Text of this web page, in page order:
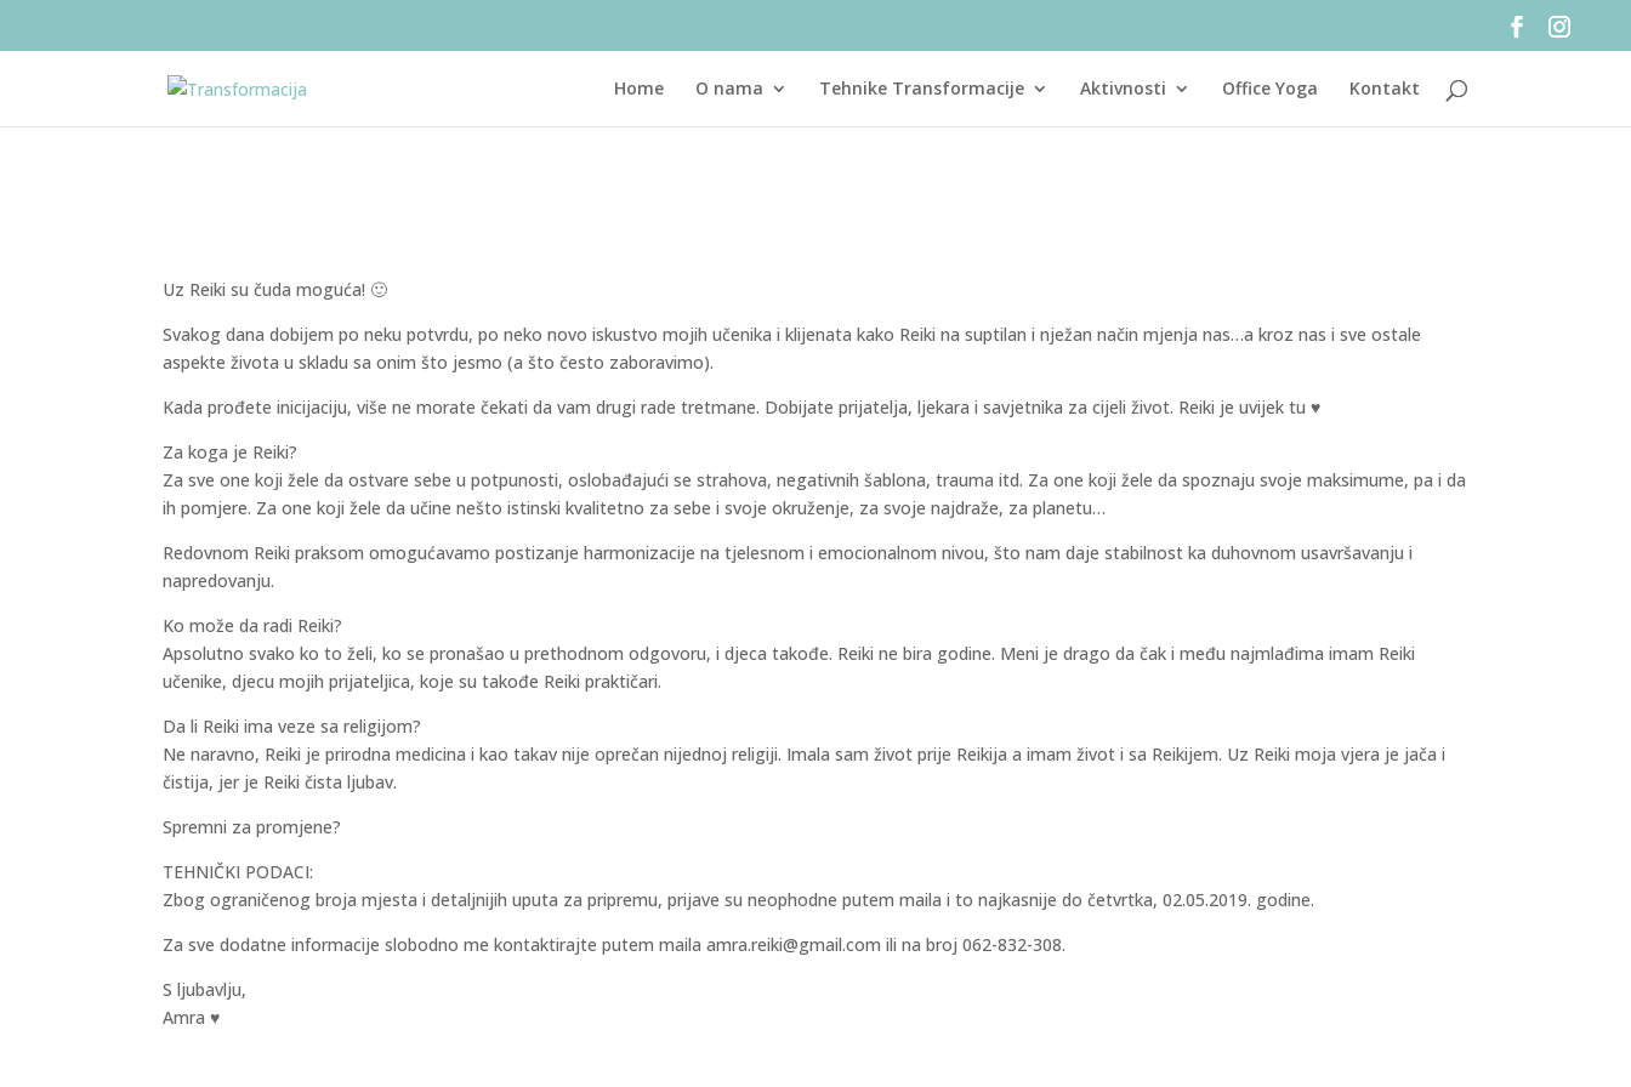
Home O nama Tehnike Transformacije Aktivnosti Office Yoga Kontakt
Uz Reiki su čuda moguća! 🙂
Svakog dana dobijem po neku potvrdu, po neko novo iskustvo mojih učenika i klijenata kako Reiki na suptilan i nježan način mjenja nas…a kroz nas i sve ostale
aspekte života u skladu sa onim što jesmo (a što često zaboravimo).
Kada prođete inicijaciju, više ne morate čekati da vam drugi rade tretmane. Dobijate prijatelja, ljekara i savjetnika za cijeli život. Reiki je uvijek tu ♥
Za koga je Reiki?
Za sve one koji žele da ostvare sebe u potpunosti, oslobađajući se strahova, negativnih šablona, trauma itd. Za one koji žele da spoznaju svoje maksimume, pa i da
ih pomjere. Za one koji žele da učine nešto istinski kvalitetno za sebe i svoje okruženje, za svoje najdraže, za planetu…
Redovnom Reiki praksom omogućavamo postizanje harmonizacije na tjelesnom i emocionalnom nivou, što nam daje stabilnost ka duhovnom usavršavanju i
napredovanju.
Ko može da radi Reiki?
Apsolutno svako ko to želi, ko se pronašao u prethodnom odgovoru, i djeca takođe. Reiki ne bira godine. Meni je drago da čak i među najmlađima imam Reiki
učenike, djecu mojih prijateljica, koje su takođe Reiki praktičari.
Da li Reiki ima veze sa religijom?
Ne naravno, Reiki je prirodna medicina i kao takav nije oprečan nijednoj religiji. Imala sam život prije Reikija a imam život i sa Reikijem. Uz Reiki moja vjera je jača i
čistija, jer je Reiki čista ljubav.
Spremni za promjene?
TEHNIČKI PODACI:
Zbog ograničenog broja mjesta i detaljnijih uputa za pripremu, prijave su neophodne putem maila i to najkasnije do četvrtka, 02.05.2019. godine.
Za sve dodatne informacije slobodno me kontaktirajte putem maila amra.reiki@gmail.com ili na broj 062-832-308.
S ljubavlju,
Amra ♥